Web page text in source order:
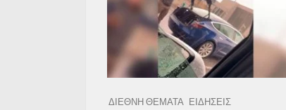
ΔΙΕΘΝΗ ΘΕΜΑΤΑ ΕΙΔΗΣΕΙΣ